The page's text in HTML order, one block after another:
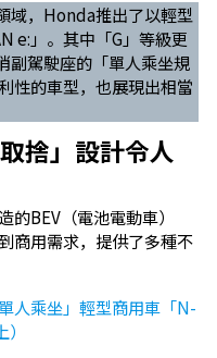
域，Honda推出了以輕型
e:」。其中「G」等級更
副駕駛座的「單人乘坐規
性的車型，也展現出相當
捨」設計令人
BEV（電池電動車）
商用需求，提供了多種不
人乘坐」輕型商用車「N-